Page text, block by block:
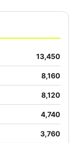
13,450
8,160
8,120
4,740
3,760